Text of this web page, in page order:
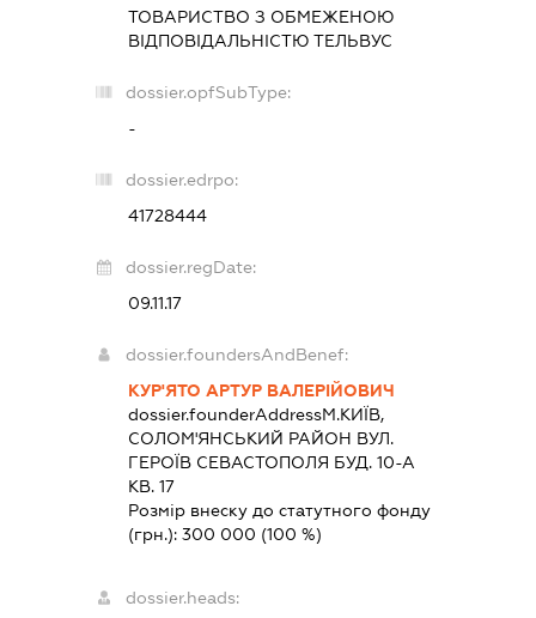
ТОВАРИСТВО З ОБМЕЖЕНОЮ
ВІДПОВІДАЛЬНІСТЮ ТЕЛЬВУС
dossier.opfSubType:
-
dossier.edrpo:
41728444
dossier.regDate:
09.11.17
dossier.foundersAndBenef:
КУР'ЯТО АРТУР ВАЛЕРІЙОВИЧ
dossier.founderAddressМ.КИЇВ,
СОЛОМ'ЯНСЬКИЙ РАЙОН ВУЛ.
ГЕРОЇВ СЕВАСТОПОЛЯ БУД. 10-А
КВ. 17
Розмір внеску до статутного фонду
(грн.): 300 000 (100 %)
dossier.heads: